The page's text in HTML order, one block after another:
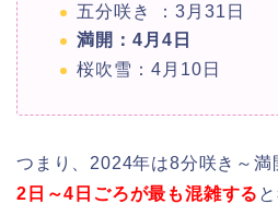
五分咲き ：3月31日
満開：4月4日
桜吹雪：4月10日
つまり、2024年は8分咲き～満
2日～4日ごろが最も混雑する